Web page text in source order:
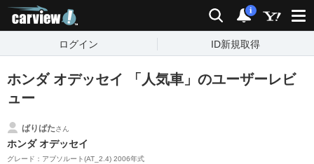
検索 通知
i
ログイン ID新規取得
ホンダ オデッセイ 「人気車」のユーザーレビ
ュー
ばりばたさん
ホンダ オデッセイ
グレード：アブソルート(AT_2.4) 2006年式